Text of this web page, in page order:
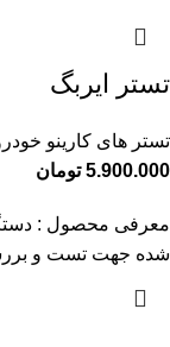
تستر ایربگ
تستر های کارینو
5.900.000 تومان
شده جهت تست و